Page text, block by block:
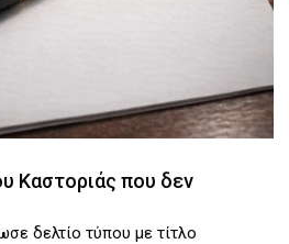
Καστοριάς που δεν
δελτίο τύπου με τίτλο